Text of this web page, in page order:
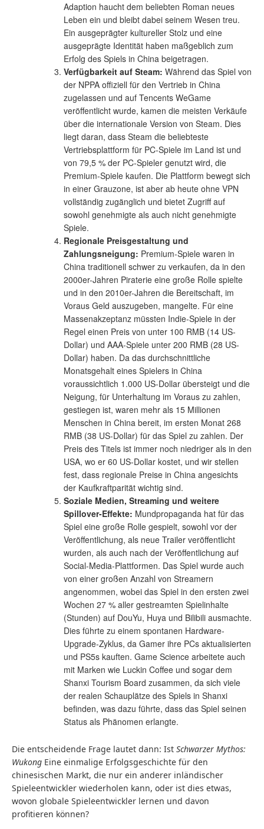
Adaption haucht dem beliebten Roman neues
Leben ein und bleibt dabei seinem Wesen treu.
Ein ausgeprägter kultureller Stolz und eine
ausgeprägte Identität haben maßgeblich zum
Erfolg des Spiels in China beigetragen.
Verfügbarkeit auf Steam: Während das Spiel von
der NPPA offiziell für den Vertrieb in China
zugelassen und auf Tencents WeGame
veröffentlicht wurde, kamen die meisten Verkäufe
über die internationale Version von Steam. Dies
liegt daran, dass Steam die beliebteste
Vertriebsplattform für PC-Spiele im Land ist und
von 79,5 % der PC-Spieler genutzt wird, die
Premium-Spiele kaufen. Die Plattform bewegt sich
in einer Grauzone, ist aber ab heute ohne VPN
vollständig zugänglich und bietet Zugriff auf
sowohl genehmigte als auch nicht genehmigte
Spiele.
Regionale Preisgestaltung und
Zahlungsneigung: Premium-Spiele waren in
China traditionell schwer zu verkaufen, da in den
2000er-Jahren Piraterie eine große Rolle spielte
und in den 2010er-Jahren die Bereitschaft, im
Voraus Geld auszugeben, mangelte. Für eine
Massenakzeptanz müssten Indie-Spiele in der
Regel einen Preis von unter 100 RMB (14 US-
Dollar) und AAA-Spiele unter 200 RMB (28 US-
Dollar) haben. Da das durchschnittliche
Monatsgehalt eines Spielers in China
voraussichtlich 1.000 US-Dollar übersteigt und die
Neigung, für Unterhaltung im Voraus zu zahlen,
gestiegen ist, waren mehr als 15 Millionen
Menschen in China bereit, im ersten Monat 268
RMB (38 US-Dollar) für das Spiel zu zahlen. Der
Preis des Titels ist immer noch niedriger als in den
USA, wo er 60 US-Dollar kostet, und wir stellen
fest, dass regionale Preise in China angesichts
der Kaufkraftparität wichtig sind.
Soziale Medien, Streaming und weitere
Spillover-Effekte: Mundpropaganda hat für das
Spiel eine große Rolle gespielt, sowohl vor der
Veröffentlichung, als neue Trailer veröffentlicht
wurden, als auch nach der Veröffentlichung auf
Social-Media-Plattformen. Das Spiel wurde auch
von einer großen Anzahl von Streamern
angenommen, wobei das Spiel in den ersten zwei
Wochen 27 % aller gestreamten Spielinhalte
(Stunden) auf DouYu, Huya und Bilibili ausmachte.
Dies führte zu einem spontanen Hardware-
Upgrade-Zyklus, da Gamer ihre PCs aktualisierten
und PS5s kauften. Game Science arbeitete auch
mit Marken wie Luckin Coffee und sogar dem
Shanxi Tourism Board zusammen, da sich viele
der realen Schauplätze des Spiels in Shanxi
befinden, was dazu führte, dass das Spiel seinen
Status als Phänomen erlangte.
Die entscheidende Frage lautet dann: Ist Schwarzer Mythos:
Wukong Eine einmalige Erfolgsgeschichte für den
chinesischen Markt, die nur ein anderer inländischer
Spieleentwickler wiederholen kann, oder ist dies etwas,
wovon globale Spieleentwickler lernen und davon
profitieren können?